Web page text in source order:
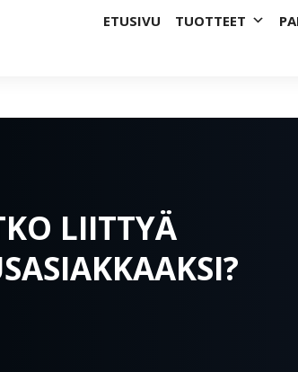
ETUSIVU TUOTTEET
LIITTYÄ